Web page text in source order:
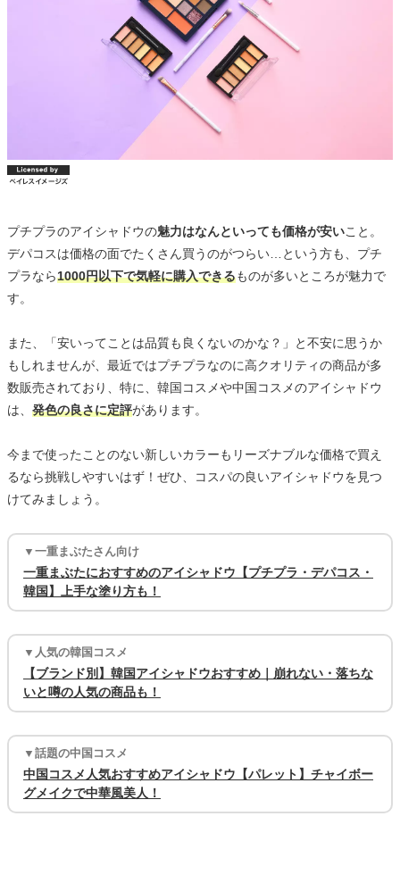
プチプラのアイシャドウの魅力はなんといっても価格が安いこと。
デパコスは価格の面でたくさん買うのがつらい…という方も、プチ
プラなら1000円以下で気軽に購入できるものが多いところが魅力で
す。
また、「安いってことは品質も良くないのかな？」と不安に思うか
もしれませんが、最近ではプチプラなのに高クオリティの商品が多
数販売されており、特に、韓国コスメや中国コスメのアイシャドウ
は、 発色の良さに定評があります。
今まで使ったことのない新しいカラーもリーズナブルな価格で買え
るなら挑戦しやすいはず！ぜひ、コスパの良いアイシャドウを見つ
けてみましょう。
▼一重まぶたさん向け
一重まぶたにおすすめのアイシャドウ【プチプラ・デパコス・
韓国】上手な塗り方も！
▼人気の韓国コスメ
【ブランド別】韓国アイシャドウおすすめ｜崩れない・落ちな
いと噂の人気の商品も！
▼話題の中国コスメ
中国コスメ人気おすすめアイシャドウ【パレット】チャイボー
グメイクで中華風美人！